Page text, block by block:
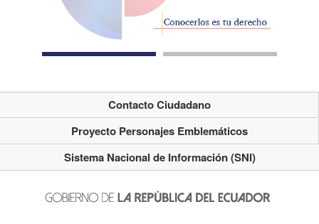
Contacto Ciudadano
Proyecto Personajes Emblemáticos
Sistema Nacional de Información (SNI)